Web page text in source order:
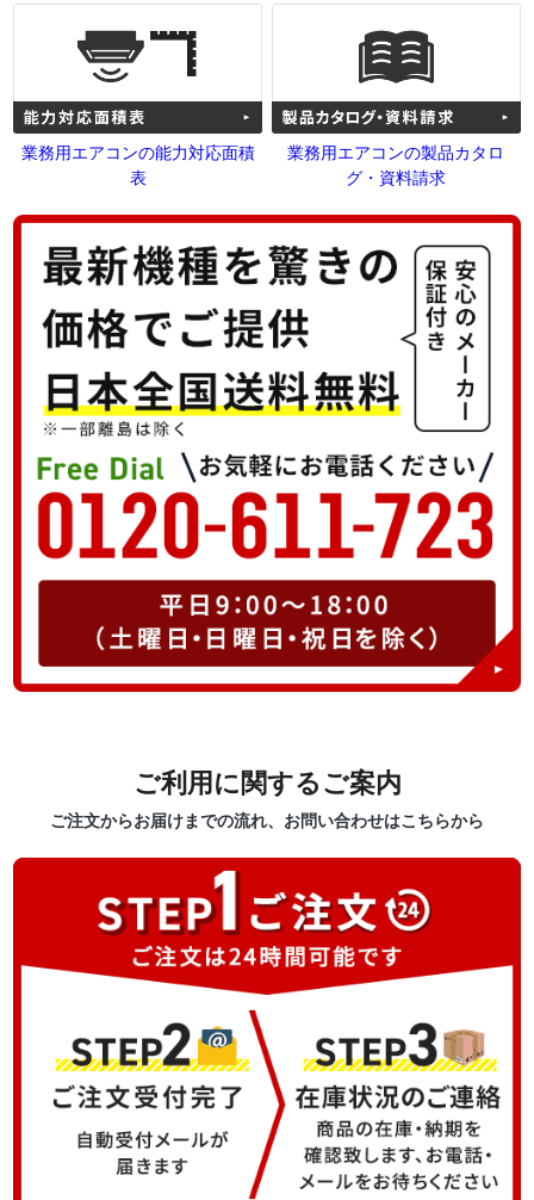
業務用エアコンの能力対応面積
表
業務用エアコンの製品カタロ
グ・資料請求
ご利用に関するご案内
ご注文からお届けまでの流れ、お問い合わせはこちらから